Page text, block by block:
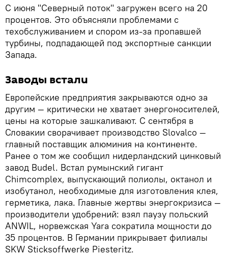
С июня "Северный поток" загружен всего на 20
процентов. Это объясняли проблемами с
техобслуживанием и спором из-за пропавшей
турбины, подпадающей под экспортные санкции
Запада.
Заводы встали
Европейские предприятия закрываются одно за
другим — критически не хватает энергоносителей,
цены на которые зашкаливают. С сентября в
Словакии сворачивает производство Slovalco —
главный поставщик алюминия на континенте.
Ранее о том же сообщил нидерландский цинковый
завод Budel. Встал румынский гигант
Chimcomplex, выпускающий полиолы, октанол и
изобутанол, необходимые для изготовления клея,
герметика, лака. Главные жертвы энергокризиса —
производители удобрений: взял паузу польский
ANWIL, норвежская Yara сократила мощности до
35 процентов. В Германии прикрывает филиалы
SKW Sticksoffwerke Piesteritz.